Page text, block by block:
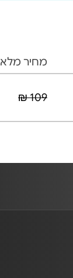
מחיר מלא
109 ₪